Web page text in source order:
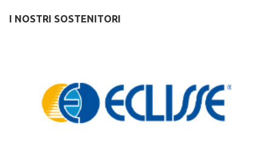
I NOSTRI SOSTENITORI